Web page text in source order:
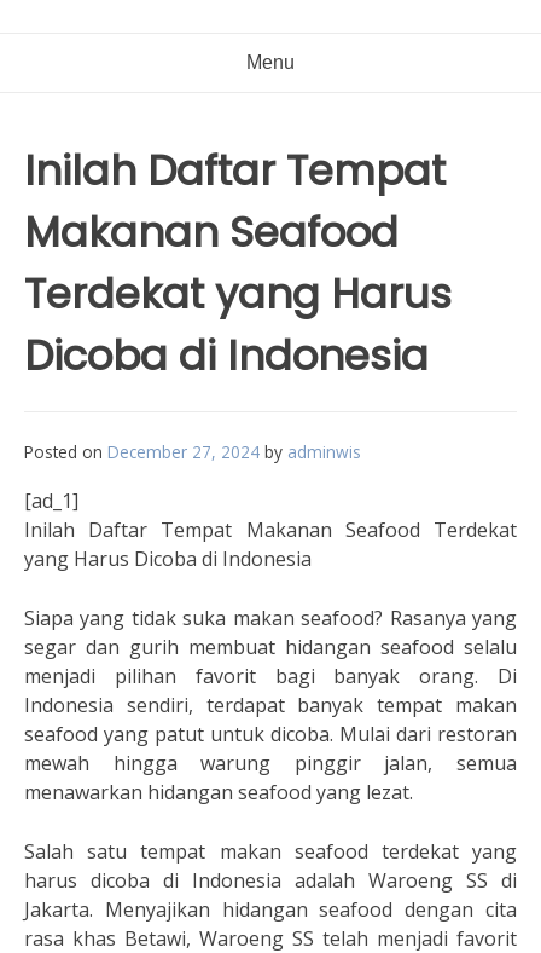
Menu
Inilah Daftar Tempat
Makanan Seafood
Terdekat yang Harus
Dicoba di Indonesia
Posted on December 27, 2024 by adminwis
[ad_1]
Inilah Daftar Tempat Makanan Seafood Terdekat
yang Harus Dicoba di Indonesia
Siapa yang tidak suka makan seafood? Rasanya yang
segar dan gurih membuat hidangan seafood selalu
menjadi pilihan favorit bagi banyak orang. Di
Indonesia sendiri, terdapat banyak tempat makan
seafood yang patut untuk dicoba. Mulai dari restoran
mewah hingga warung pinggir jalan, semua
menawarkan hidangan seafood yang lezat.
Salah satu tempat makan seafood terdekat yang
harus dicoba di Indonesia adalah Waroeng SS di
Jakarta. Menyajikan hidangan seafood dengan cita
rasa khas Betawi, Waroeng SS telah menjadi favorit